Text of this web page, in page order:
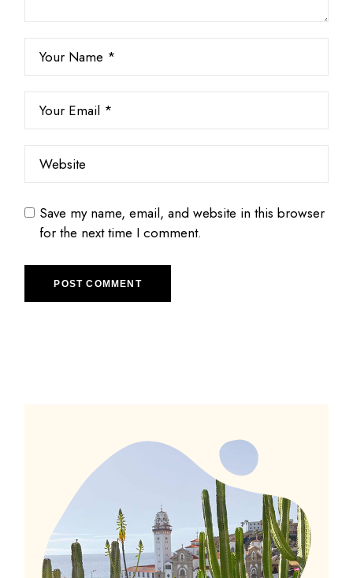
Save my name, email, and website in this browser
for the next time I comment.
POST COMMENT